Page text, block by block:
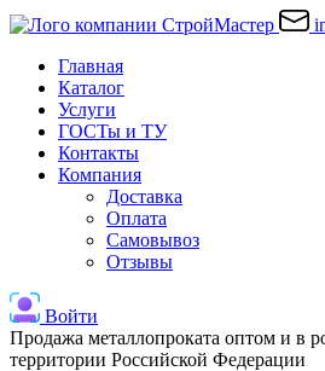
Главная
Каталог
Услуги
ГОСТы и ТУ
Контакты
Компания
Доставка
Оплата
Самовывоз
Отзывы
Войти
Продажа металлопроката оптом и в
территории Российской Федерации